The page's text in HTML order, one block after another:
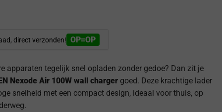
direct verzonden! OP=OP
apparaten tegelijk snel opladen zonder gedoe? Dan zit je
Nexode Air 100W wall charger goed. Deze krachtige lader
snelheid met een compact design, ideaal voor thuis, op